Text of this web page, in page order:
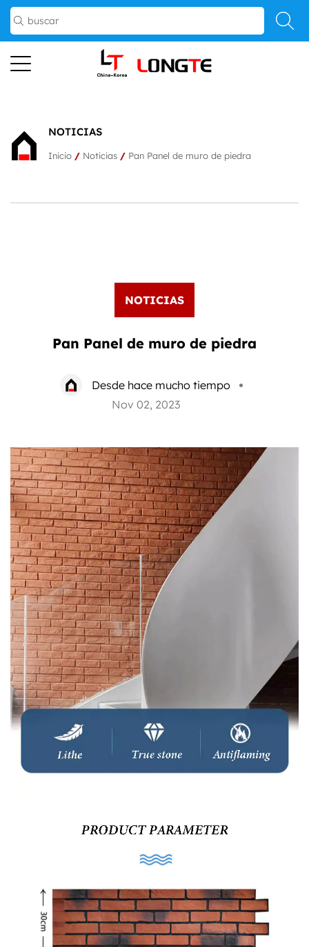
NOTICIAS
Inicio / Noticias / Pan Panel de muro de piedra
NOTICIAS
Pan Panel de muro de piedra
Desde hace mucho tiempo
Nov 02, 2023